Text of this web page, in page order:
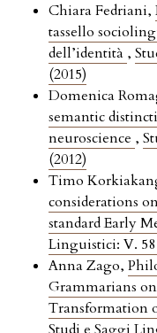
Chiara Fedriani,
tassello
dell’identità ,
(2015)
Domenica
semantic
neuroscience ,
(2012)
Timo
considerations
standard Early
Linguistici: V. 58
Anna Zago,
Grammarians
Transformation